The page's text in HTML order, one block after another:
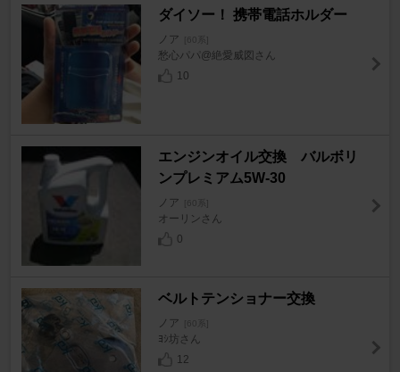
ダイソー！ 携帯電話ホルダー
ノア [60系]
愁心パパ@絶愛威図さん
10
エンジンオイル交換 バルボリ
ンプレミアム5W-30
ノア [60系]
オーリンさん
0
ベルトテンショナー交換
ノア [60系]
ﾖｼ坊さん
12